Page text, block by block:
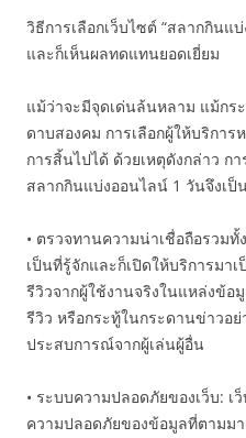
วิธีการเลือกเว็บไซต์ “สลากกินแ
และก็เห็นผลทดแทนยอดเยี่ยม
แม้ว่าจะมีจุดเด่นล้นหลาม แม้กร
ดาบสองคม การเลือกผู้ให้บริการ
การสิ้นไปได้ ด้วยเหตุดังกล่าว ก
สลากกินแบ่งออนไลน์ 1 วันจึงเ
• ตรวจทานความน่าเชื่อถือรวมทั้
เป็นที่รู้จักและก็เปิดให้บริการมา
รีวิวจากผู้ใช้งานจริงในแหล่งข้อ
รีวิว หรือกระทู้ในกระดานข่าวอ
ประสบการณ์จากผู้เล่นผู้อื่น
• ระบบความปลอดภัยของเว็บ: เ
ความปลอดภัยของข้อมูลที่ตามม